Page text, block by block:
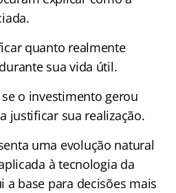
quanto realmente
sua vida útil.
o investimento gerou
justificar sua realização.
uma evolução natural
à tecnologia da
base para decisões mais